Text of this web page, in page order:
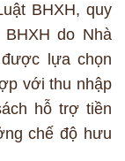
BHXH, quy
do Nhà
lựa chọn
với thu nhập
hỗ trợ tiền
chế độ hưu